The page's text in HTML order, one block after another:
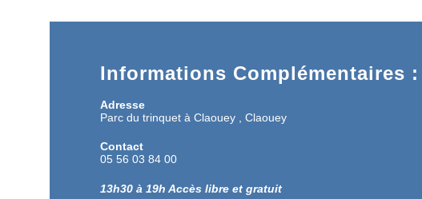
Informations Complémentaires :
Adresse
Parc du trinquet à Claouey , Claouey
Contact
05 56 03 84 00
13h30 à 19h Accès libre et gratuit